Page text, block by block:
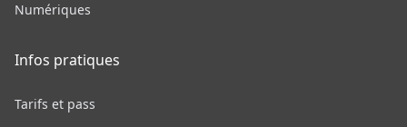
Numériques
Infos pratiques
Tarifs et pass